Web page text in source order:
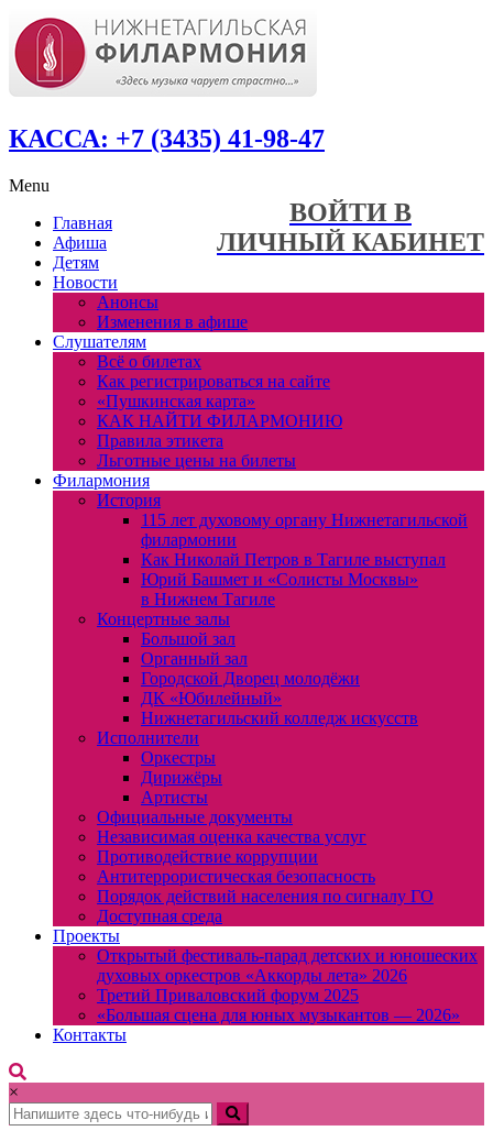
КАССА: +7 (3435) 41-98-47
ВОЙТИ В
ЛИЧНЫЙ КАБИНЕТ
Menu
Главная
Афиша
Детям
Новости
Анонсы
Изменения в афише
Слушателям
Всё о билетах
Как регистрироваться на сайте
«Пушкинская карта»
КАК НАЙТИ ФИЛАРМОНИЮ
Правила этикета
Льготные цены на билеты
Филармония
История
115 лет духовому органу Нижнетагильской
филармонии
Как Николай Петров в Тагиле выступал
Юрий Башмет и «Солисты Москвы»
в Нижнем Тагиле
Концертные залы
Большой зал
Органный зал
Городской Дворец молодёжи
ДК «Юбилейный»
Нижнетагильский колледж искусств
Исполнители
Оркестры
Дирижёры
Артисты
Официальные документы
Независимая оценка качества услуг
Противодействие коррупции
Антитеррористическая безопасность
Порядок действий населения по сигналу ГО
Доступная среда
Проекты
Открытый фестиваль-парад детских и юношеских
духовых оркестров «Аккорды лета» 2026
Третий Приваловский форум 2025
«Большая сцена для юных музыкантов — 2026»
Контакты
×